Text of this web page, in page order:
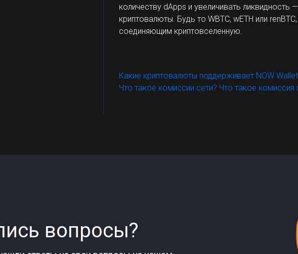
количеству dApps и увеличивать ликвидность
криптовалюты. Будь то WBTC, wETH или
соединяющим криптовселенную.
Какие криптовалюты поддерживает NOW
Что такое комиссии сети? Что такое комиссия
вопросы?